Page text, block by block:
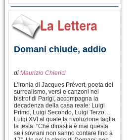
Domani chiude, addio
di Maurizio Chierici
L’ironia di Jacques Prévert, poeta del
surrealismo, versi e canzoni nei
bistrot di Parigi, accompagna la
decadenza della casa reale: Luigi
Primo, Luigi Secondo, Luigi Terzo…
Luigi XVI al quale la rivoluzione taglia
la testa: “Che dinastia è mai questa
se i sovrani non sanno contare fino a